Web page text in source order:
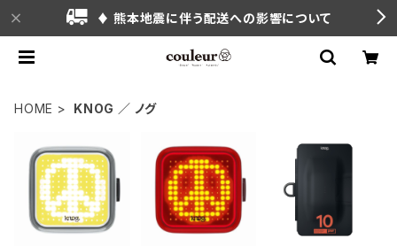
♦ 熊本地震に伴う配送への影響について
HOME KNOG ／ ノグ